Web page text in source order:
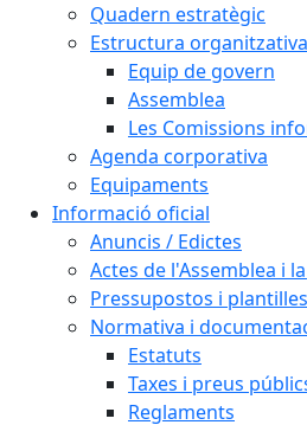
Quadern estratègic
Estructura organitzativa
Equip de govern
Assemblea
Les Comissions
Agenda corporativa
Equipaments
Informació oficial
Anuncis / Edictes
Actes de l'Assemblea i
Pressupostos i plantilles
Normativa i
Estatuts
Taxes i preus
Reglaments